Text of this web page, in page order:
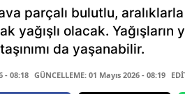
parçalı bulutlu,
yağışlı olacak. Yağışların
da yaşanabilir.
- 08:18 GÜNCELLEME: 01 Mayıs 2026 - 08:19